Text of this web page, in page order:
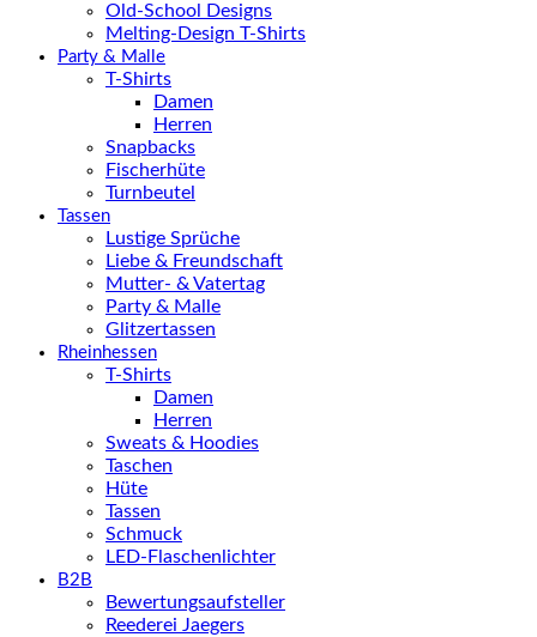
Old-School Designs
Melting-Design T-Shirts
Party & Malle
T-Shirts
Damen
Herren
Snapbacks
Fischerhüte
Turnbeutel
Tassen
Lustige Sprüche
Liebe & Freundschaft
Mutter- & Vatertag
Party & Malle
Glitzertassen
Rheinhessen
T-Shirts
Damen
Herren
Sweats & Hoodies
Taschen
Hüte
Tassen
Schmuck
LED-Flaschenlichter
B2B
Bewertungsaufsteller
Reederei Jaegers